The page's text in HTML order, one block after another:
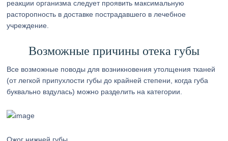
реакции организма следует проявить максимальную
расторопность в доставке пострадавшего в лечебное
учреждение.
Возможные причины отека губы
Все возможные поводы для возникновения утолщения тканей
(от легкой припухлости губы до крайней степени, когда губа
буквально вздулась) можно разделить на категории.